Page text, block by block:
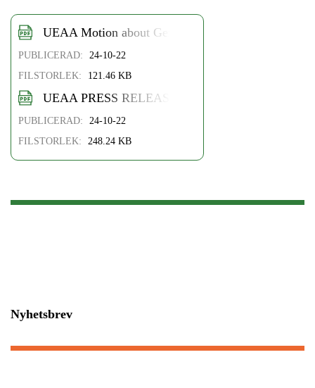
UEAA Motion about Gene Editing on UEAA WEB
PUBLICERAD:
24-10-22
FILSTORLEK:
121.46 KB
UEAA PRESS RELEASE
PUBLICERAD:
24-10-22
FILSTORLEK:
248.24 KB
Nyhetsbrev